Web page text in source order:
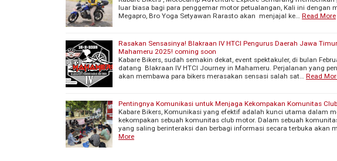
luar biasa bagi para penggemar motor petualangan, Kali ini dengan
Megapro, Bro Yoga Setyawan Rarasto akan menjajal ke…
Read More
Rasakan Sensasinya! Blakraan IV HTCI Pengurus Daerah Jawa
Mahameru 2025! coming soon
Kabare Bikers, sudah semakin dekat, event spektakuler, di bulan
datang Blakraan IV HTCI Journey in Mahameru. Perjalanan yang
akan membawa para bikers merasakan sensasi salah sat…
Read
Pentingnya Komunikasi untuk Menjaga Kekompakan Komunitas
Kabare Bikers, Komunikasi yang efektif adalah kunci utama dalam
kekompakan sebuah komunitas club motor. Dalam sebuah
yang saling berinteraksi dan berbagi informasi secara terbuka akan
More